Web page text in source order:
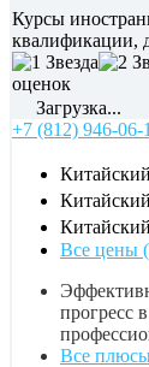
Курсы
квалификации,
оценок
Загрузка...
+7 (812) 946-06-
Все цены
прогресс
Все